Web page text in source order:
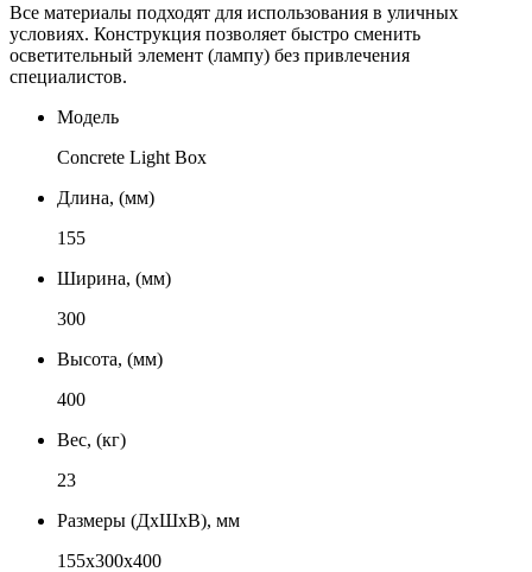
Все материалы подходят для использования в уличных
условиях. Конструкция позволяет быстро сменить
осветительный элемент (лампу) без привлечения
специалистов.
Модель
Concrete Light Box
Длина, (мм)
155
Ширина, (мм)
300
Высота, (мм)
400
Вес, (кг)
23
Размеры (ДxШxВ), мм
155x300x400